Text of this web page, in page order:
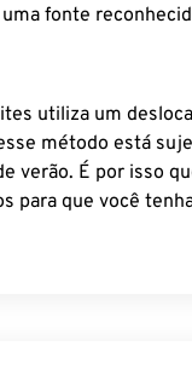
fonte
utiliza um
método está
verão. É por isso
para que você